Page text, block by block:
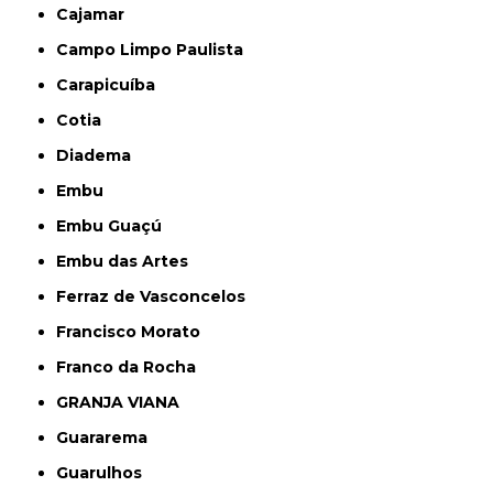
Cajamar
Campo Limpo Paulista
Carapicuíba
Cotia
Diadema
Embu
Embu Guaçú
Embu das Artes
Ferraz de Vasconcelos
Francisco Morato
Franco da Rocha
GRANJA VIANA
Guararema
Guarulhos